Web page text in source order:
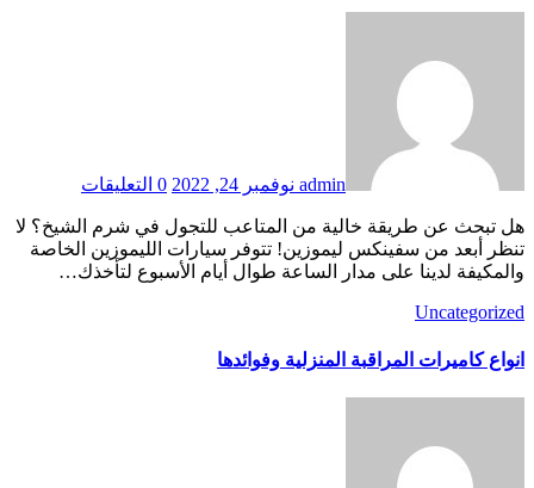
admin نوفمبر 24, 2022 0 التعليقات
هل تبحث عن طريقة خالية من المتاعب للتجول في شرم الشيخ؟ لا
تنظر أبعد من سفينكس ليموزين! تتوفر سيارات الليموزين الخاصة
والمكيفة لدينا على مدار الساعة طوال أيام الأسبوع لتأخذك…
Uncategorized
انواع كاميرات المراقبة المنزلية وفوائدها